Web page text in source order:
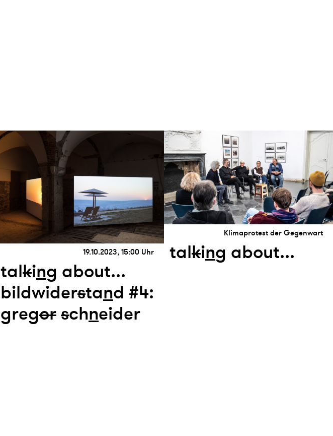
19.10.2023, 15:00 Uhr
talking about...
bildwiderstand #4:
gregorschneider
Klimaprotest der Gegenwart
talking about...